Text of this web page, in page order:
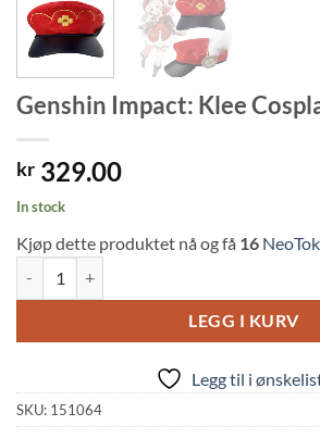
Genshin Impact: Klee
kr 329.00
In stock
Kjøp dette produktet nå og få 16
LEGG I KURV
Legg til i
SKU: 151064